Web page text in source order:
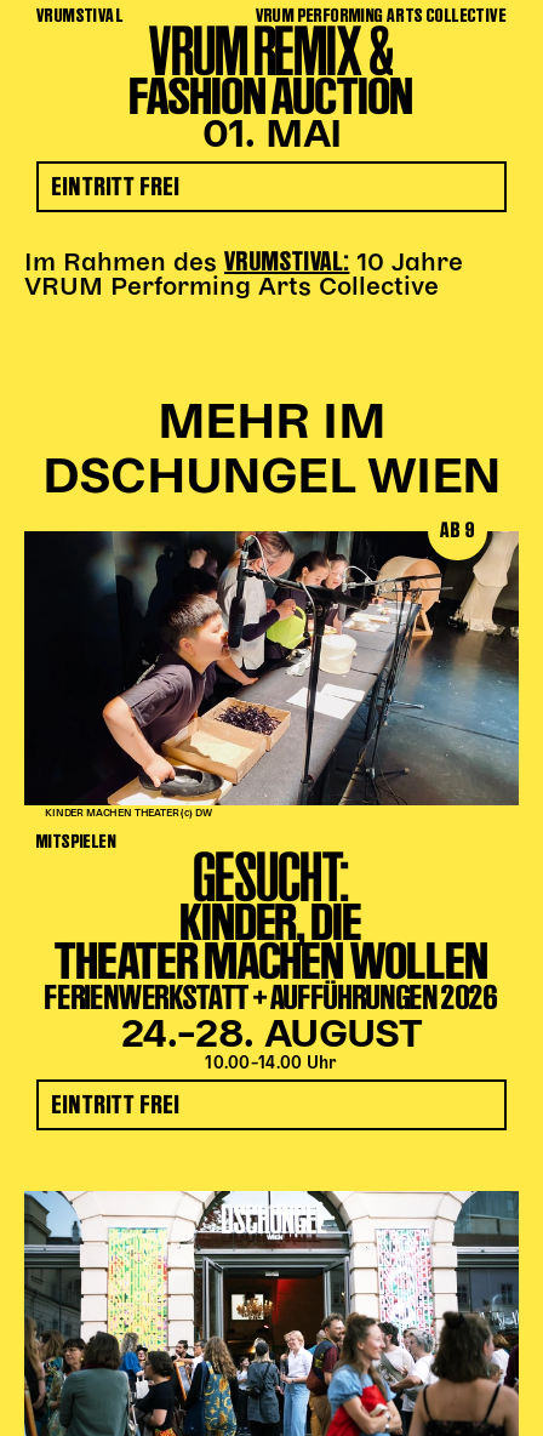
VRUMSTIVAL VRUM PERFORMING ARTS COLLECTIVE
VRUM REMIX &
FASHION AUCTION
01. MAI
EINTRITT FREI
Im Rahmen des VRUMSTIVAL: 10 Jahre
VRUM Performing Arts Collective
MEHR IM
DSCHUNGEL WIEN
KINDER MACHEN THEATER (c) DW
AB 9
MITSPIELEN GESUCHT:
KINDER, DIE
THEATER MACHEN WOLLEN
FERIENWERKSTATT + AUFFÜHRUNGEN 2026
24.–28. AUGUST
10.00–14.00 Uhr
EINTRITT FREI